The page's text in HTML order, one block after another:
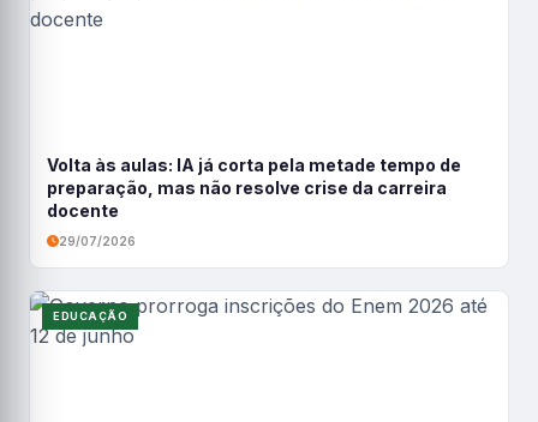
Volta às aulas: IA já corta pela metade tempo de
preparação, mas não resolve crise da carreira
docente
29/07/2026
EDUCAÇÃO